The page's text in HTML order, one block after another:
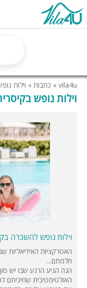
vila4u
» כתבות » וילות
וילות נופש
וילות נופש להשכרה
האטרקציות האידיאליות
חלמתם...
הנה הגיע הרגע שבו יש
האולטימטיבית שחיכיתם